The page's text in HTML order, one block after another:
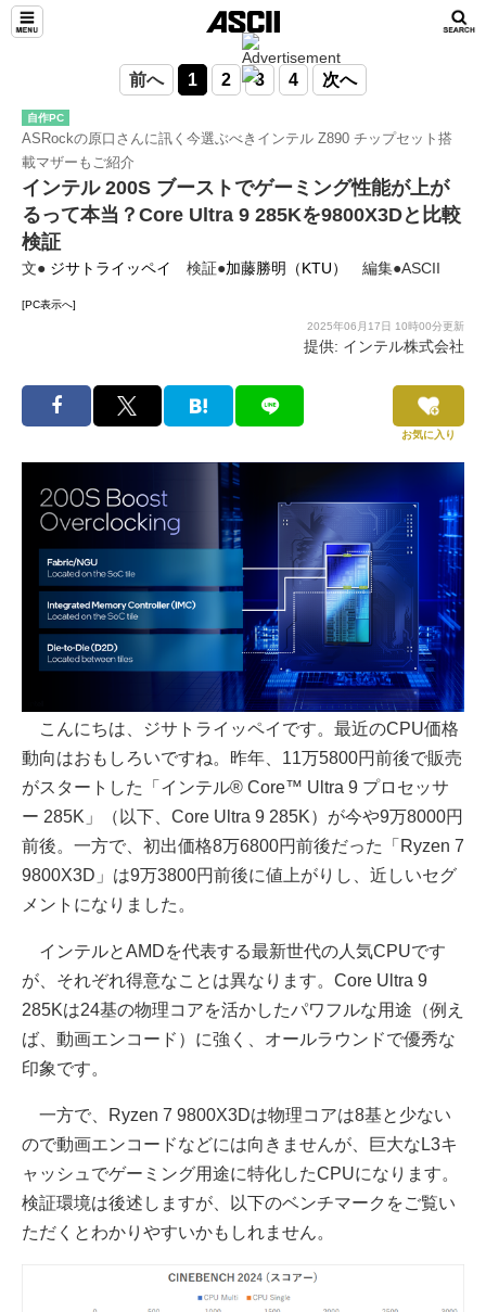
前へ 1 2 3 4 次へ
自作PC
ASRockの原口さんに訊く今選ぶべきインテル Z890 チップセット搭
載マザーもご紹介
インテル 200S ブーストでゲーミング性能が上が
るって本当？Core Ultra 9 285Kを9800X3Dと比較
検証
文● ジサトライッペイ 検証●加藤勝明（KTU） 編集●ASCII
[PC表示へ]
2025年06月17日 10時00分更新
提供: インテル株式会社
お気に入り
こんにちは、ジサトライッペイです。最近のCPU価格
動向はおもしろいですね。昨年、11万5800円前後で販売
がスタートした「インテル® Core™ Ultra 9 プロセッサ
ー 285K」（以下、Core Ultra 9 285K）が今や9万8000円
前後。一方で、初出価格8万6800円前後だった「Ryzen 7
9800X3D」は9万3800円前後に値上がりし、近しいセグ
メントになりました。
インテルとAMDを代表する最新世代の人気CPUです
が、それぞれ得意なことは異なります。Core Ultra 9
285Kは24基の物理コアを活かしたパワフルな用途（例え
ば、動画エンコード）に強く、オールラウンドで優秀な
印象です。
一方で、Ryzen 7 9800X3Dは物理コアは8基と少ない
ので動画エンコードなどには向きませんが、巨大なL3キ
ャッシュでゲーミング用途に特化したCPUになります。
検証環境は後述しますが、以下のベンチマークをご覧い
ただくとわかりやすいかもしれません。